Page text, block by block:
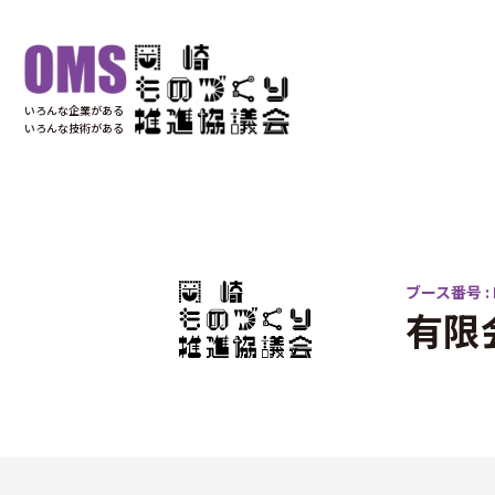
いろんな企業がある
いろんな技術がある
ブース番号 :
有限